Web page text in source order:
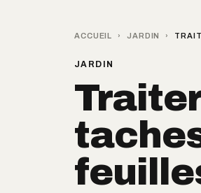
ACCUEIL › JARDIN ›
JARDIN